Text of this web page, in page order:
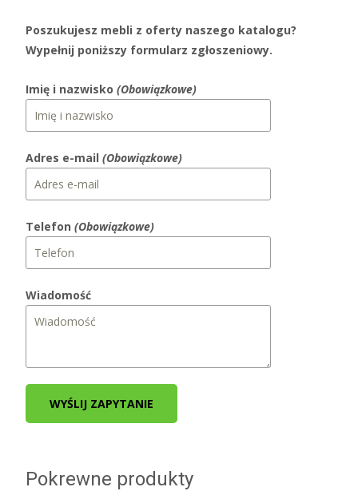
Poszukujesz mebli z oferty naszego katalogu?
Wypełnij poniższy formularz zgłoszeniowy.
Imię i nazwisko (Obowiązkowe)
Adres e-mail (Obowiązkowe)
Telefon (Obowiązkowe)
Wiadomość
WYŚLIJ ZAPYTANIE
Pokrewne produkty